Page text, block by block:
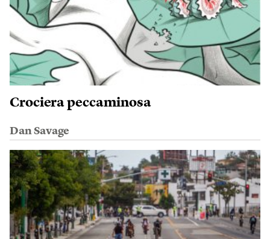
Crociera peccaminosa
Dan Savage